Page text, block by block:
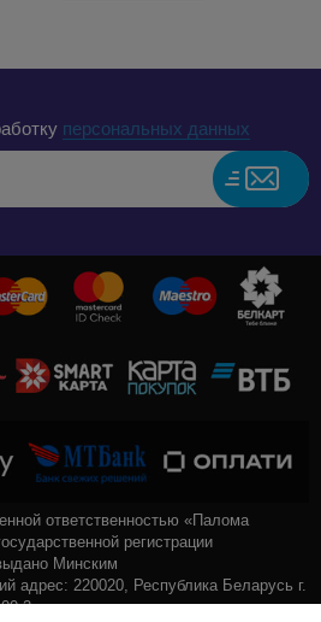
персональных данных
ответственностью «Палома
регистрации
Минским
адрес: 220020, Республика Беларусь г.
2.